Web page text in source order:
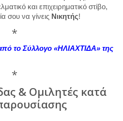
και επιχειρηματικό στίβο,
σου να γίνεις Νικητής!
*
το Σύλλογο «ΗΛΙΑΧΤΙΔΑ» της
*
& Oμιλητές κατά